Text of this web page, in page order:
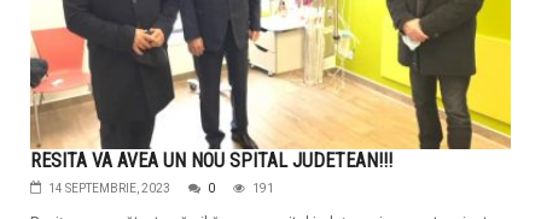
RESITA VA AVEA UN NOU SPITAL JUDETEAN!!!
14 SEPTEMBRIE, 2023 0 191